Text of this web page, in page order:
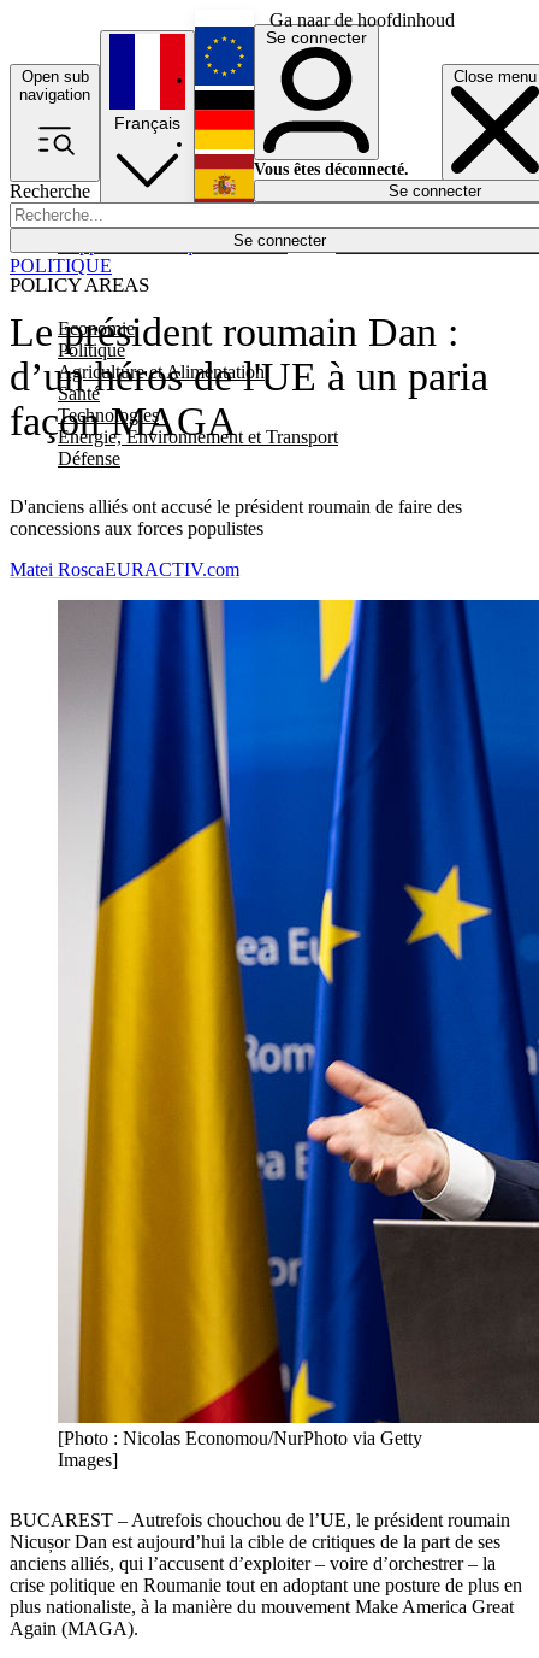
Ga naar de hoofdinhoud
Open sub
navigation
Close menu
Recherche
Se connecter
POLICY AREAS
Economie
Politique
Agriculture et Alimentation
Santé
Technologies
Energie, Environnement et Transport
Défense
Économie
Français
English
Deutsch
Español
Se connecter
Vous êtes déconnecté.
Se connecter
Le président roumain Dan :
d’un héros de l'UE à un paria
façon MAGA
D'anciens alliés ont accusé le président roumain de faire des
concessions aux forces populistes
POLITIQUE
Matei RoscaEURACTIV.com
[Photo : Nicolas Economou/NurPhoto via Getty
Images]
BUCAREST – Autrefois chouchou de l’UE, le président roumain
Nicușor Dan est aujourd’hui la cible de critiques de la part de ses
anciens alliés, qui l’accusent d’exploiter – voire d’orchestrer – la
crise politique en Roumanie tout en adoptant une posture de plus en
plus nationaliste, à la manière du mouvement Make America Great
Again (MAGA).